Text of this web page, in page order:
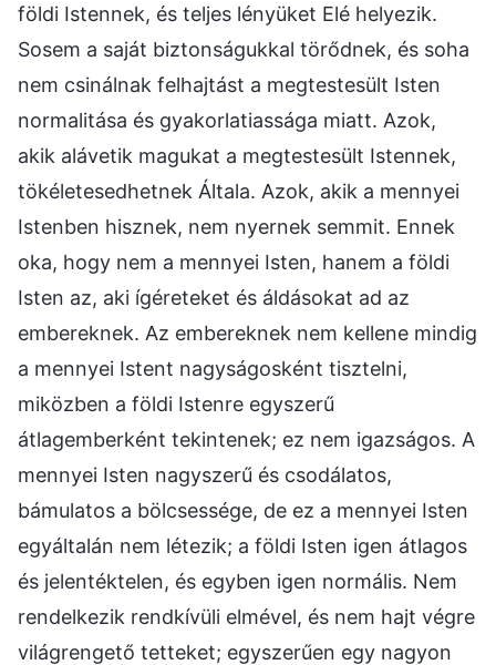
földi Istennek, és teljes lényüket Elé helyezik.
Sosem a saját biztonságukkal törődnek, és soha
nem csinálnak felhajtást a megtestesült Isten
normalitása és gyakorlatiassága miatt. Azok,
akik alávetik magukat a megtestesült Istennek,
tökéletesedhetnek Általa. Azok, akik a mennyei
Istenben hisznek, nem nyernek semmit. Ennek
oka, hogy nem a mennyei Isten, hanem a földi
Isten az, aki ígéreteket és áldásokat ad az
embereknek. Az embereknek nem kellene mindig
a mennyei Istent nagyságosként tisztelni,
miközben a földi Istenre egyszerű
átlagemberként tekintenek; ez nem igazságos. A
mennyei Isten nagyszerű és csodálatos,
bámulatos a bölcsessége, de ez a mennyei Isten
egyáltalán nem létezik; a földi Isten igen átlagos
és jelentéktelen, és egyben igen normális. Nem
rendelkezik rendkívüli elmével, és nem hajt végre
világrengető tetteket; egyszerűen egy nagyon